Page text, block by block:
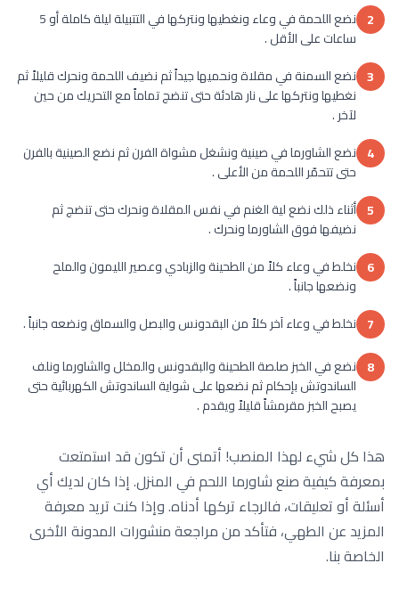
2
نضع اللحمة في وعاء ونغطيها ونتركها في التتبيلة ليلة كاملة أو 5
ساعات على الأقل .
3 نضع السمنة في مقلاة ونحميها جيداً ثم نضيف اللحمة ونحرك قليلاً ثم
نغطيها ونتركها على نار هادئة حتى تنضج تماماً مع التحريك من حين
لآخر .
4 نضع الشاورما في صينية ونشغل مشواة الفرن ثم نضع الصينية بالفرن
حتى تتحمّر اللحمة من الأعلى .
5 أثناء ذلك نضع لية الغنم في نفس المقلاة ونحرك حتى تنضج ثم
نضيفها فوق الشاورما ونحرك .
6 نخلط في وعاء كلاً من الطحينة والزبادي وعصير الليمون والملح
ونضعها جانباً .
7 نخلط في وعاء آخر كلاً من البقدونس والبصل والسماق ونضعه جانباً .
8 نضع في الخبز صلصة الطحينة والبقدونس والمخلل والشاورما ونلف
الساندوتش بإحكام ثم نضعها على شواية الساندوتش الكهربائية حتى
يصبح الخبز مقرمشاً قليلاً ويقدم .
هذا كل شيء لهذا المنصب! أتمنى أن تكون قد استمتعت
بمعرفة كيفية صنع شاورما اللحم في المنزل. إذا كان لديك أي
أسئلة أو تعليقات، فالرجاء تركها أدناه. وإذا كنت تريد معرفة
المزيد عن الطهي، فتأكد من مراجعة منشورات المدونة الأخرى
الخاصة بنا.